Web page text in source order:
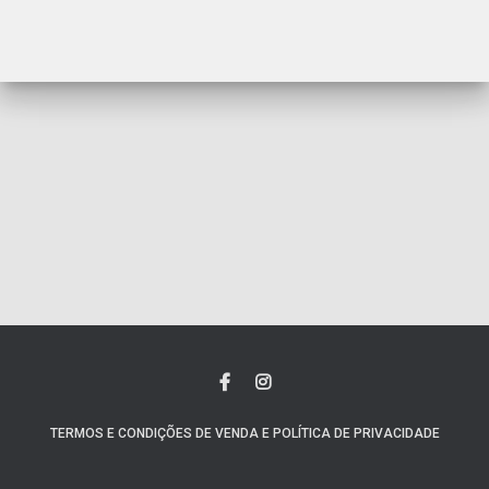
TERMOS E CONDIÇÕES DE VENDA E POLÍTICA DE PRIVACIDADE